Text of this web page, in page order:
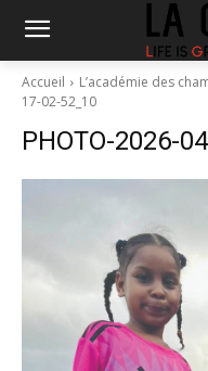
Accueil L’académie des
17-02-52_10
PHOTO-2026-